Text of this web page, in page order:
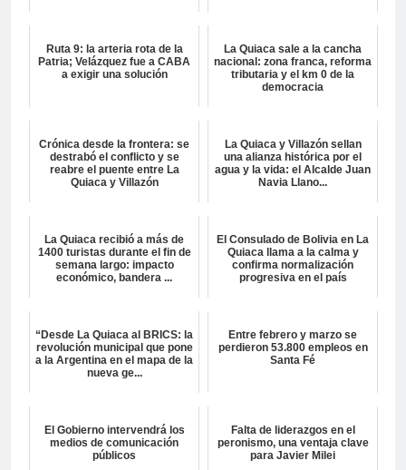
Ruta 9: la arteria rota de la
Patria; Velázquez fue a CABA
a exigir una solución
La Quiaca sale a la cancha
nacional: zona franca, reforma
tributaria y el km 0 de la
democracia
Crónica desde la frontera: se
destrabó el conflicto y se
reabre el puente entre La
Quiaca y Villazón
La Quiaca y Villazón sellan
una alianza histórica por el
agua y la vida: el Alcalde Juan
Navia Llano...
La Quiaca recibió a más de
1400 turistas durante el fin de
semana largo: impacto
económico, bandera ...
El Consulado de Bolivia en La
Quiaca llama a la calma y
confirma normalización
progresiva en el país
“Desde La Quiaca al BRICS: la
revolución municipal que pone
a la Argentina en el mapa de la
nueva ge...
Entre febrero y marzo se
perdieron 53.800 empleos en
Santa Fé
El Gobierno intervendrá los
medios de comunicación
públicos
Falta de liderazgos en el
peronismo, una ventaja clave
para Javier Milei